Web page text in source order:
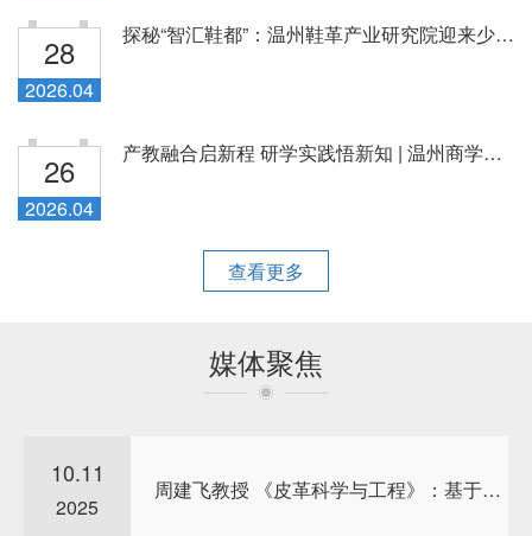
28
2026.04
探秘“智汇鞋都”：温州鞋革产业研究院迎来少年研学团
26
2026.04
产教融合启新程 研学实践悟新知 | 温州商学院师...
查看更多
媒体聚焦
10.11
2025
周建飞教授 《皮革科学与工程》：基于超快速气相电...